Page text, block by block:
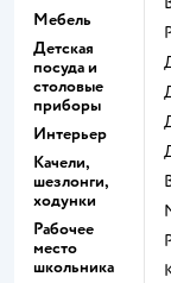
Мебель
Детская
посуда и
столовые
приборы
Интерьер
Качели,
шезлонги,
ходунки
Рабочее
место
школьника